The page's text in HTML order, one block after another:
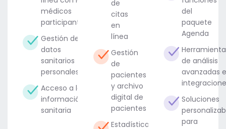
médicos
participantes
Gestión de
datos
sanitarios
personales
Acceso a la
información
sanitaria
de
citas
en
línea
Gestión
de
pacientes
y archivo
digital de
pacientes
Estadísticas
del
paquete
Agenda
de análisis
avanzadas e
Soluciones
para